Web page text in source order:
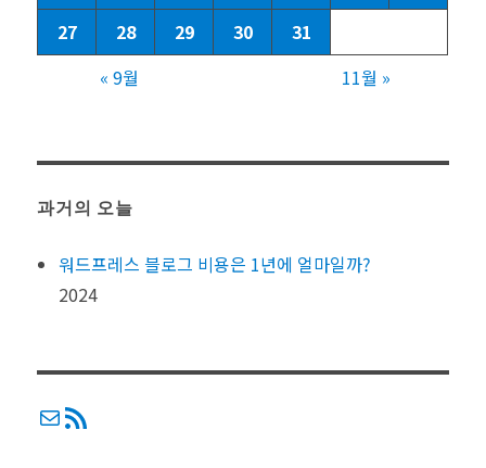
27
28 29 30
31
« 9월
11월 »
과거의 오늘
워드프레스 블로그 비용은 1년에 얼마일까?
2024
메일RSS